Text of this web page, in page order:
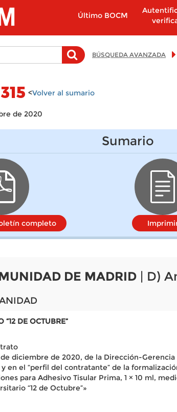
Último BOCM
BÚSQUEDA AVANZADA
315 <Volver al sumario
de 2020
completo
Sumario
DE MADRID | D)
“12 DE OCTUBRE”
de diciembre de 2020, de la Dirección-
en el “perfil del contratante” de la
para Adhesivo Tisular Prima, 1 × 10 ml,
“12 de Octubre”»